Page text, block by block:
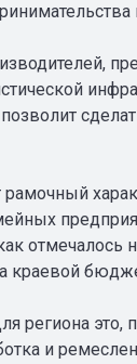
позволит
отмечалось
краевой
региона это,
и